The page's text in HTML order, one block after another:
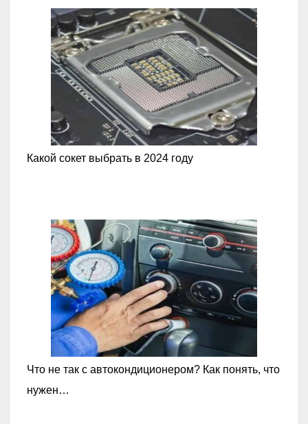
Какой сокет выбрать в 2024 году
Что не так с автокондиционером? Как понять, что
нужен…